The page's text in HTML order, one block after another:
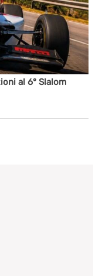
al 6° Slalom